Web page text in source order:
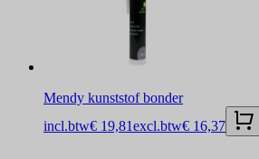
Mendy kunststof bonder
incl.btw€ 19,81excl.btw€ 16,37